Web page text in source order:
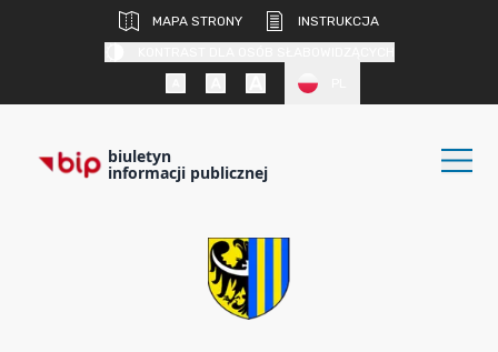
MAPA STRONY
INSTRUKCJA
biuletyn
informacji publicznej